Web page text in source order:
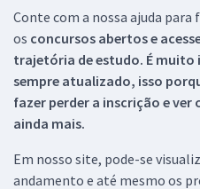
Conte com a nossa ajuda para
os concursos abertos e
trajetória de estudo. É
sempre atualizado, isso
fazer perder a inscrição e ver
ainda mais.
Em nosso site, pode-se
andamento e até mesmo os